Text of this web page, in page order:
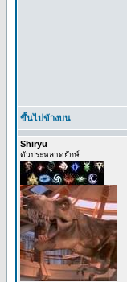
ขึ้นไปข้างบน
Shiryu
ตัวประหลาดยักษ์